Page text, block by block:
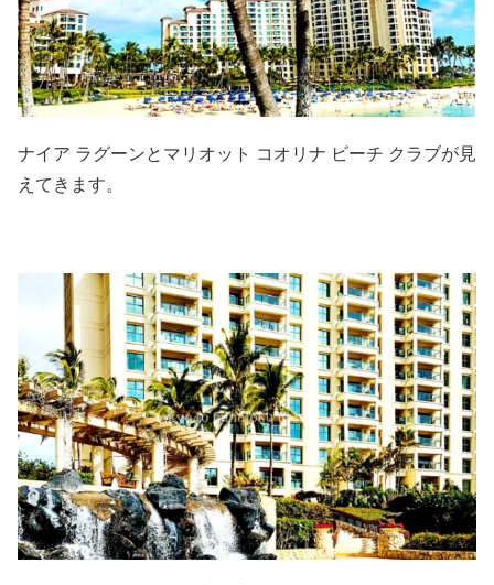
ナイア ラグーンとマリオット コオリナ ビーチ クラブが見
えてきます。